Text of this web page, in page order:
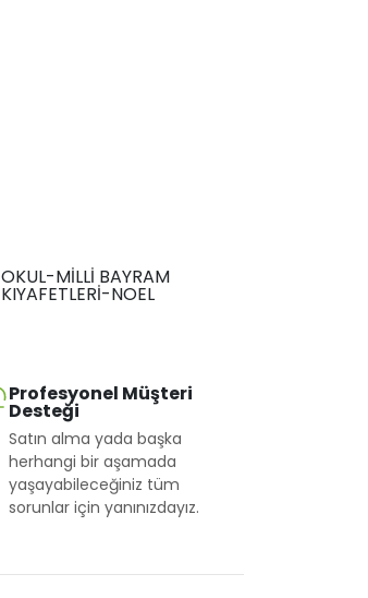
OKUL-MİLLİ BAYRAM
KIYAFETLERİ-NOEL
Profesyonel Müşteri
Desteği
Satın alma yada başka
herhangi bir aşamada
yaşayabileceğiniz tüm
sorunlar için yanınızdayız.